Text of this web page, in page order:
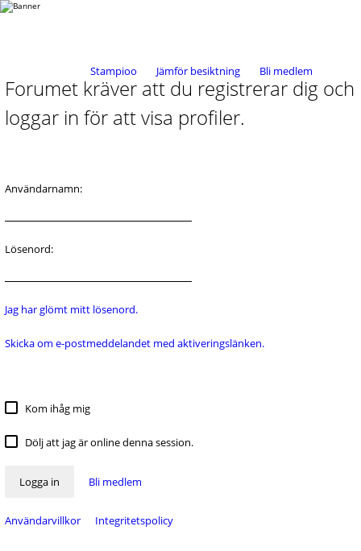
Stampioo Jämför besiktning Bli medlem
Forumet kräver att du registrerar dig och
loggar in för att visa profiler.
Användarnamn:
Lösenord:
Jag har glömt mitt lösenord.
Skicka om e-postmeddelandet med aktiveringslänken.
Kom ihåg mig
Dölj att jag är online denna session.
Logga in Bli medlem
Användarvillkor Integritetspolicy